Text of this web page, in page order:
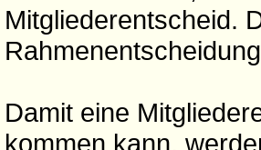
Mitgliederentscheid.
Damit eine
kommen kann,